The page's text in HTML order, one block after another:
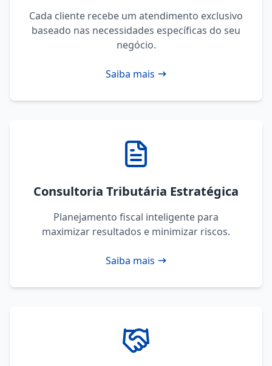
Cada cliente recebe um atendimento exclusivo
baseado nas necessidades específicas do seu
negócio.
Saiba mais
Consultoria Tributária Estratégica
Planejamento fiscal inteligente para
maximizar resultados e minimizar riscos.
Saiba mais